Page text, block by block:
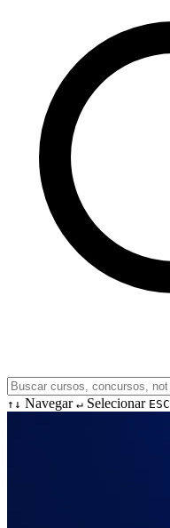
↑↓ Navegar ↵ Selecionar ESC